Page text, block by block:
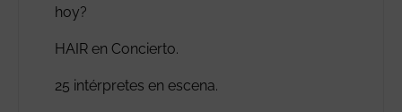
hoy?
HAIR en Concierto.
25 intérpretes en escena.